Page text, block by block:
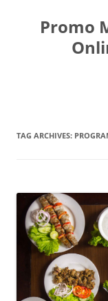
contentPromo
TAG ARCHIVES: